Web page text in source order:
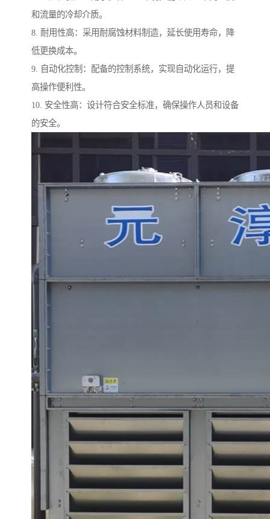
和流量的冷却介质。
8. 耐用性高：采用耐腐蚀材料制造，延长使用寿命，降
低更换成本。
9. 自动化控制：配备的控制系统，实现自动化运行，提
高操作便利性。
10. 安全性高：设计符合安全标准，确保操作人员和设备
的安全。